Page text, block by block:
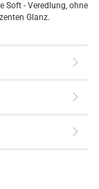
Soft - Veredlung, ohne
Glanz.